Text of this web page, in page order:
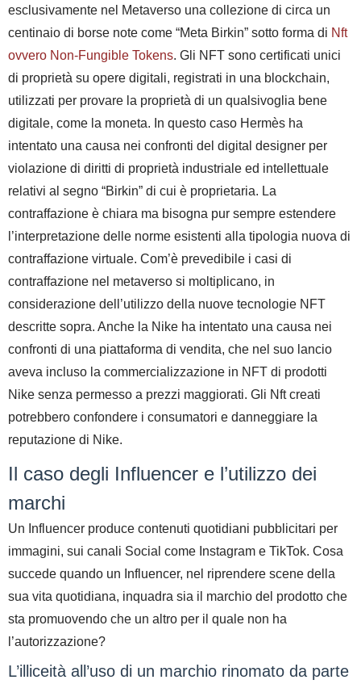
esclusivamente nel Metaverso una collezione di circa un
centinaio di borse note come “Meta Birkin” sotto forma di Nft
ovvero Non-Fungible Tokens. Gli NFT sono certificati unici
di proprietà su opere digitali, registrati in una blockchain,
utilizzati per provare la proprietà di un qualsivoglia bene
digitale, come la moneta. In questo caso Hermès ha
intentato una causa nei confronti del digital designer per
violazione di diritti di proprietà industriale ed intellettuale
relativi al segno “Birkin” di cui è proprietaria. La
contraffazione è chiara ma bisogna pur sempre estendere
l’interpretazione delle norme esistenti alla tipologia nuova di
contraffazione virtuale. Com’è prevedibile i casi di
contraffazione nel metaverso si moltiplicano, in
considerazione dell’utilizzo della nuove tecnologie NFT
descritte sopra. Anche la Nike ha intentato una causa nei
confronti di una piattaforma di vendita, che nel suo lancio
aveva incluso la commercializzazione in NFT di prodotti
Nike senza permesso a prezzi maggiorati. Gli Nftcreati
potrebbero confondere i consumatori e danneggiare la
reputazione di Nike.
Il caso degli Influencer e l’utilizzo dei
marchi
Un Influencer produce contenuti quotidiani pubblicitari per
immagini, sui canali Social come Instagram e TikTok. Cosa
succede quando un Influencer, nel riprendere scene della
sua vita quotidiana, inquadra sia il marchio del prodotto che
sta promuovendo che un altro per il quale non ha
l’autorizzazione?
L’illiceità all’uso di un marchio rinomato da parte